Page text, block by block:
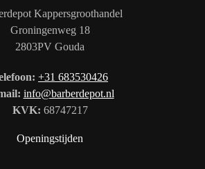
Kappersgroothandel
Groningenweg 18
2803PV Gouda
+31 683530426
info@barberdepot.nl
KVK: 68747217
Openingstijden